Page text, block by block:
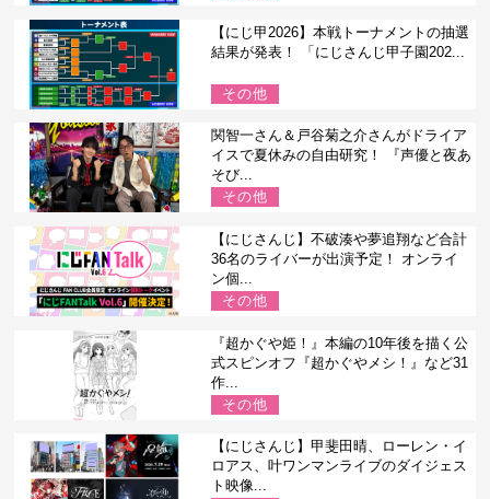
【にじ甲2026】本戦トーナメントの抽選
結果が発表！ 「にじさんじ甲子園202...
その他
関智一さん＆戸谷菊之介さんがドライア
イスで夏休みの自由研究！ 『声優と夜あ
そび...
その他
【にじさんじ】不破湊や夢追翔など合計
36名のライバーが出演予定！ オンライ
ン個...
その他
『超かぐや姫！』本編の10年後を描く公
式スピンオフ『超かぐやメシ！』など31
作...
その他
【にじさんじ】甲斐田晴、ローレン・イ
ロアス、叶ワンマンライブのダイジェス
ト映像...